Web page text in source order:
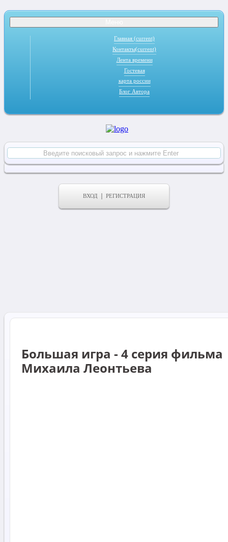
Главная (current)
Контакты(current)
Лента времени
Гостевая
карта россии
Блог Автора
ВХОД РЕГИСТРАЦИЯ
Большая игра - 4 серия фильма
Михаила Леонтьева